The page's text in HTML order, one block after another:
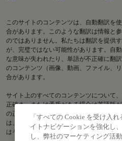
このサイトのコンテンツは、自動翻訳を
合があります。このような翻訳は情報と
のではありません。私たちは翻訳を提供
が、完璧ではない可能性があります。自
な意味が失われたり、単語が不正確に翻
のコンテンツ（画像、動画、ファイル、
合があります。
サイト上のすべてのコンテンツについて
正確さ、または矛盾がある場合は英語版
の正確性に関してご質問がある場合は、
は、古い翻訳または不正確な翻訳に関連
はそれらに関連する損失または請求につ
「すべての Cookie を受け入
イトナビゲーションを強化し
し、弊社のマーケティング活